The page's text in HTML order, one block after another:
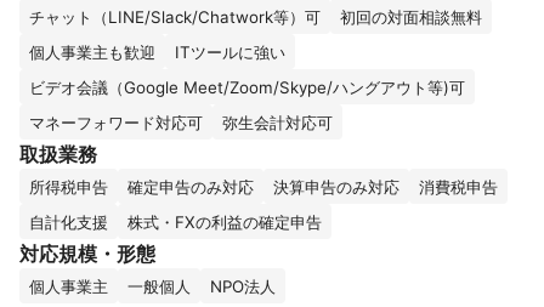
チャット（LINE/Slack/Chatwork等）可
初回の対面相談無料
個人事業主も歓迎
ITツールに強い
ビデオ会議（Google Meet/Zoom/Skype/ハングアウト等)可
マネーフォワード対応可
弥生会計対応可
取扱業務
所得税申告 確定申告のみ対応 決算申告のみ対応
消費税申告
自計化支援
株式・FXの利益の確定申告
対応規模・形態
個人事業主 一般個人 NPO法人